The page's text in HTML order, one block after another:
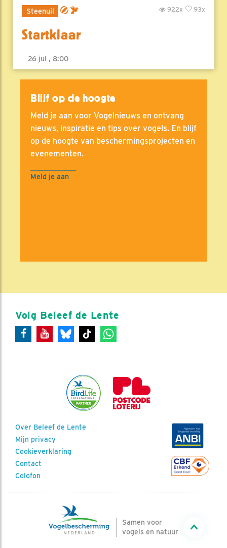
Steenuil 93x
922x
Startklaar
26 jul , 8:00
Blijf op de hoogte
Meld je aan voor Vogelnieuws en ontvang
nieuws, inspiratie en tips over vogels. En blijf
op de hoogte van beschermingsprojecten en
evenementen.
Meld je aan
Volg Beleef de Lente
Over Beleef de Lente
Mijn privacy
Cookieverklaring
Contact
Colofon
Samen voor
vogels en natuur